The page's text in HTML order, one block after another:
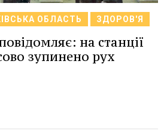
ОБЛАСТЬ ЗДОРОВ'Я
на станції
зупинено рух